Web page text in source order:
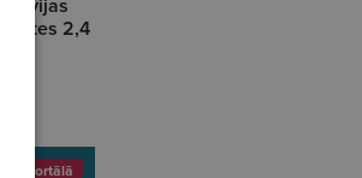
2,4